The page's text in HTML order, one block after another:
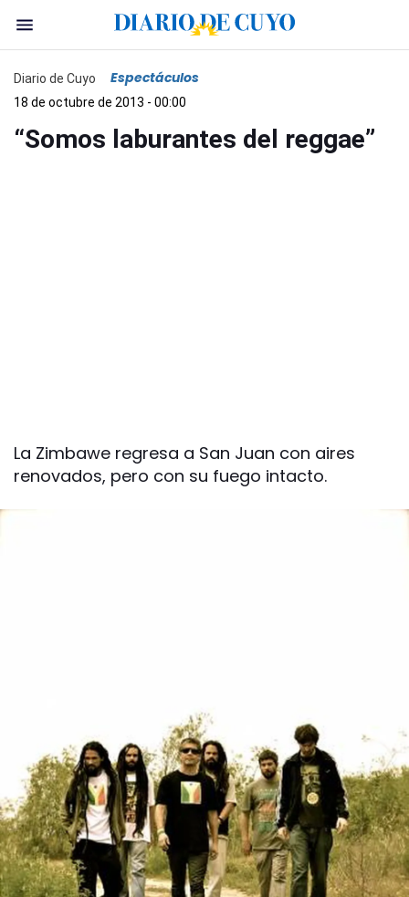
Diario de Cuyo Espectáculos
18 de octubre de 2013 - 00:00
“Somos laburantes del reggae”
La Zimbawe regresa a San Juan con aires
renovados, pero con su fuego intacto.